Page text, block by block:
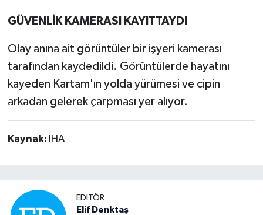
GÜVENLİK KAMERASI KAYITTAYDI
Olay anına ait görüntüler bir işyeri kamerası
tarafından kaydedildi. Görüntülerde hayatını
kayeden Kartam'ın yolda yürümesi ve cipin
arkadan gelerek çarpması yer alıyor.
Kaynak: İHA
EDITÖR
Elif Denktaş